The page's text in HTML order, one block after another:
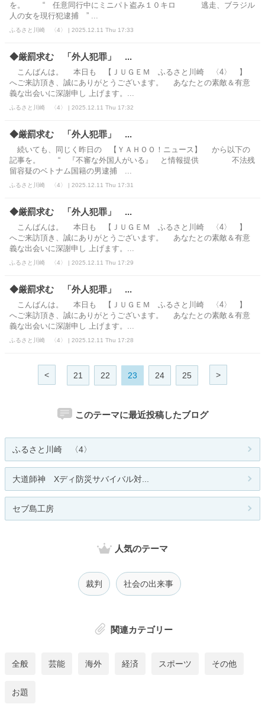
を。 “ 任意同行中にミニパト盗み１０キロ 逃走、ブラジル
人の女を現行犯逮捕 ” ...
ふるさと川崎 〈4〉 | 2025.12.11 Thu 17:33
◆厳罰求む 「外人犯罪」 ...
こんばんは。 本日も 【ＪＵＧＥＭ ふるさと川崎 〈4〉 】
へご来訪頂き、誠にありがとうございます。 あなたとの素敵＆有意
義な出会いに深謝申し 上げます。...
ふるさと川崎 〈4〉 | 2025.12.11 Thu 17:32
◆厳罰求む 「外人犯罪」 ...
続いても、同じく昨日の 【ＹＡＨＯＯ！ニュース】 から以下の
記事を。 “ 『不審な外国人がいる』 と情報提供 不法残
留容疑のベトナム国籍の男逮捕 ...
ふるさと川崎 〈4〉 | 2025.12.11 Thu 17:31
◆厳罰求む 「外人犯罪」 ...
こんばんは。 本日も 【ＪＵＧＥＭ ふるさと川崎 〈4〉 】
へご来訪頂き、誠にありがとうございます。 あなたとの素敵＆有意
義な出会いに深謝申し 上げます。...
ふるさと川崎 〈4〉 | 2025.12.11 Thu 17:29
◆厳罰求む 「外人犯罪」 ...
こんばんは。 本日も 【ＪＵＧＥＭ ふるさと川崎 〈4〉 】
へご来訪頂き、誠にありがとうございます。 あなたとの素敵＆有意
義な出会いに深謝申し 上げます。...
ふるさと川崎 〈4〉 | 2025.12.11 Thu 17:28
< 21 22 23 24 25 >
このテーマに最近投稿したブログ
ふるさと川崎 〈4〉
大道師神 Xディ防災サバイバル対...
セブ島工房
人気のテーマ
裁判 社会の出来事
関連カテゴリー
全般 芸能 海外 経済 スポーツ その他
お題